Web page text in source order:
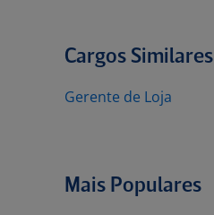
Cargos Similares
Gerente de Loja
Mais Populares